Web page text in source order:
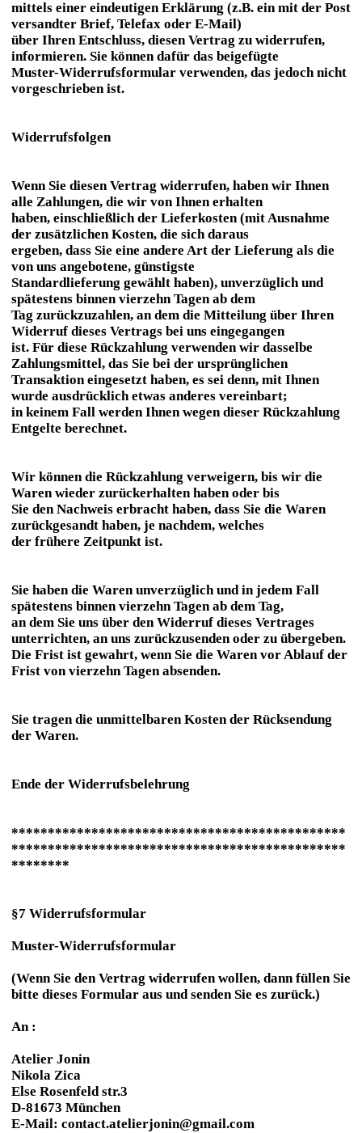
mittels einer eindeutigen Erklärung (z.B. ein mit der Post
versandter Brief, Telefax oder E-Mail)
über Ihren Entschluss, diesen Vertrag zu widerrufen,
informieren. Sie können dafür das beigefügte
Muster-Widerrufsformular verwenden, das jedoch nicht
vorgeschrieben ist.
Widerrufsfolgen
Wenn Sie diesen Vertrag widerrufen, haben wir Ihnen
alle Zahlungen, die wir von Ihnen erhalten
haben, einschließlich der Lieferkosten (mit Ausnahme
der zusätzlichen Kosten, die sich daraus
ergeben, dass Sie eine andere Art der Lieferung als die
von uns angebotene, günstigste
Standardlieferung gewählt haben), unverzüglich und
spätestens binnen vierzehn Tagen ab dem
Tag zurückzuzahlen, an dem die Mitteilung über Ihren
Widerruf dieses Vertrags bei uns eingegangen
ist. Für diese Rückzahlung verwenden wir dasselbe
Zahlungsmittel, das Sie bei der ursprünglichen
Transaktion eingesetzt haben, es sei denn, mit Ihnen
wurde ausdrücklich etwas anderes vereinbart;
in keinem Fall werden Ihnen wegen dieser Rückzahlung
Entgelte berechnet.
Wir können die Rückzahlung verweigern, bis wir die
Waren wieder zurückerhalten haben oder bis
Sie den Nachweis erbracht haben, dass Sie die Waren
zurückgesandt haben, je nachdem, welches
der frühere Zeitpunkt ist.
Sie haben die Waren unverzüglich und in jedem Fall
spätestens binnen vierzehn Tagen ab dem Tag,
an dem Sie uns über den Widerruf dieses Vertrages
unterrichten, an uns zurückzusenden oder zu übergeben.
Die Frist ist gewahrt, wenn Sie die Waren vor Ablauf der
Frist von vierzehn Tagen absenden.
Sie tragen die unmittelbaren Kosten der Rücksendung
der Waren.
Ende der Widerrufsbelehrung
**********************************************
**********************************************
********
§7 Widerrufsformular
Muster-Widerrufsformular
(Wenn Sie den Vertrag widerrufen wollen, dann füllen Sie
bitte dieses Formular aus und senden Sie es zurück.)
An :
Atelier Jonin
Nikola Zica
Else Rosenfeld str.3
D-81673 München
E-Mail: contact.atelierjonin@gmail.com